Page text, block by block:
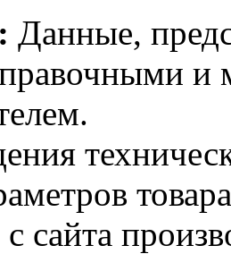
Данные,
и
сайта